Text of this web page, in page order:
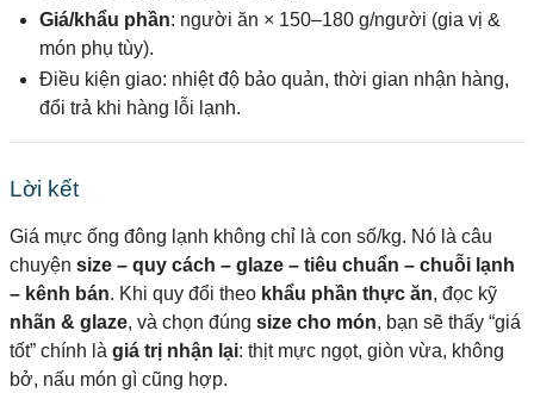
Giá/khẩu phần: người ăn × 150–180 g/người (gia vị &
món phụ tùy).
Điều kiện giao: nhiệt độ bảo quản, thời gian nhận hàng,
đổi trả khi hàng lỗi lạnh.
Lời kết
Giá mực ống đông lạnh không chỉ là con số/kg. Nó là câu
chuyện size – quy cách – glaze – tiêu chuẩn – chuỗi lạnh
– kênh bán. Khi quy đổi theo khẩu phần thực ăn, đọc kỹ
nhãn & glaze, và chọn đúng size cho món, bạn sẽ thấy “giá
tốt” chính là giá trị nhận lại: thịt mực ngọt, giòn vừa, không
bở, nấu món gì cũng hợp.